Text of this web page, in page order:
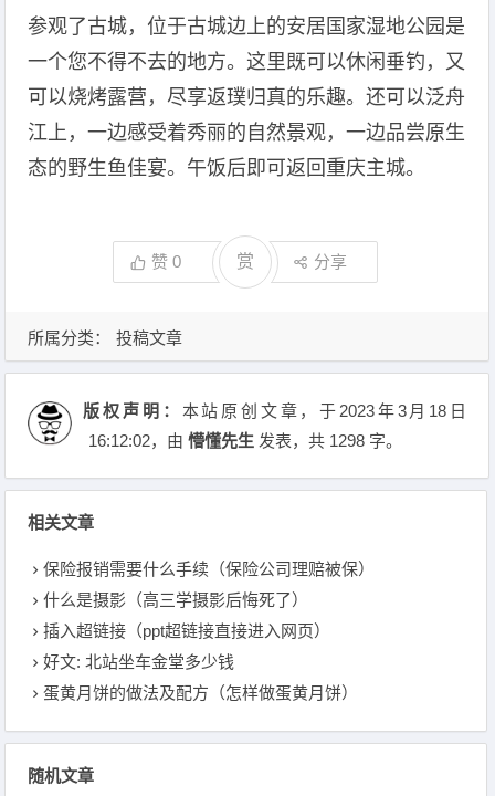
参观了古城，位于古城边上的安居国家湿地公园是
一个您不得不去的地方。这里既可以休闲垂钓，又
可以烧烤露营，尽享返璞归真的乐趣。还可以泛舟
江上，一边感受着秀丽的自然景观，一边品尝原生
态的野生鱼佳宴。午饭后即可返回重庆主城。
赞0 赏 分享
所属分类： 投稿文章
版权声明： 本站原创文章，于2023年3月18日
16:12:02，由懵懂先生 发表，共 1298 字。
相关文章
保险报销需要什么手续（保险公司理赔被保）
什么是摄影（高三学摄影后悔死了）
插入超链接（ppt超链接直接进入网页）
好文: 北站坐车金堂多少钱
蛋黄月饼的做法及配方（怎样做蛋黄月饼）
随机文章